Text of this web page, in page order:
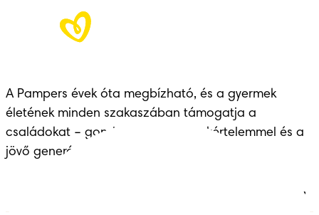
A Pampers évek óta megbízható, és a gyermek
életének minden szakaszában támogatja a
családokat – gondoskodással, szakértelemmel és a
jövő generációinak átadott örökséggel.